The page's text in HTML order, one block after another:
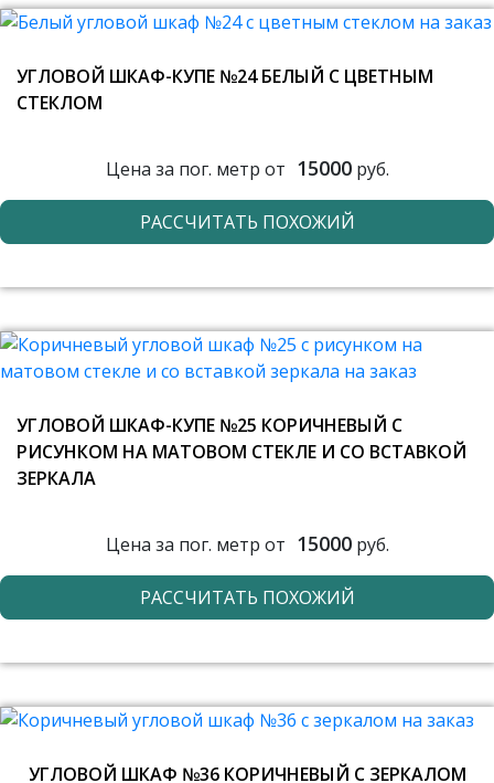
УГЛОВОЙ ШКАФ-КУПЕ №24 БЕЛЫЙ С ЦВЕТНЫМ
СТЕКЛОМ
Цена за пог. метр от 15000руб.
РАССЧИТАТЬ ПОХОЖИЙ
УГЛОВОЙ ШКАФ-КУПЕ №25 КОРИЧНЕВЫЙ С
РИСУНКОМ НА МАТОВОМ СТЕКЛЕ И СО ВСТАВКОЙ
ЗЕРКАЛА
Цена за пог. метр от 15000руб.
РАССЧИТАТЬ ПОХОЖИЙ
УГЛОВОЙ ШКАФ №36 КОРИЧНЕВЫЙ С ЗЕРКАЛОМ